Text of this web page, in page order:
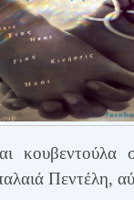
κουβεντούλα
Πεντέλη,